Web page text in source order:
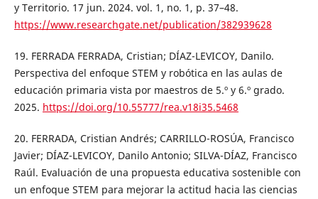
y Territorio. 17 jun. 2024. vol. 1, no. 1, p. 37–48.
https://www.researchgate.net/publication/382939628
19. FERRADA FERRADA, Cristian; DÍAZ-LEVICOY, Danilo.
Perspectiva del enfoque STEM y robótica en las aulas de
educación primaria vista por maestros de 5.º y 6.º grado.
2025. https://doi.org/10.55777/rea.v18i35.5468
20. FERRADA, Cristian Andrés; CARRILLO-ROSÚA, Francisco
Javier; DÍAZ-LEVICOY, Danilo Antonio; SILVA-DÍAZ, Francisco
Raúl. Evaluación de una propuesta educativa sostenible con
un enfoque STEM para mejorar la actitud hacia las ciencias